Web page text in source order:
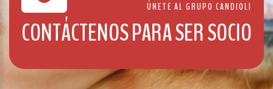
ÚNETE AL GRUPO CANDIOLI
CONTÁCTENOS PARA SER SOCIO